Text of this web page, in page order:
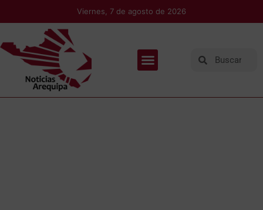
Viernes, 7 de agosto de 2026